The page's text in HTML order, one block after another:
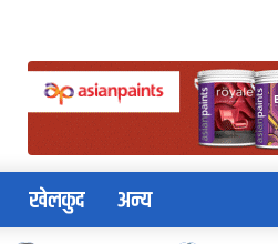
खेलकुद अन्य